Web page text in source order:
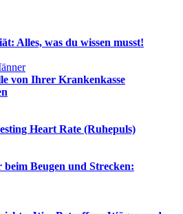
Alles, was du wissen musst!
von Ihrer Krankenkasse
Heart Rate (Ruhepuls)
beim Beugen und Strecken: